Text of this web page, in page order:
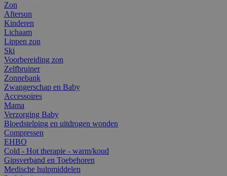
Zon
Aftersun
Kinderen
Lichaam
Lippen zon
Ski
Voorbereiding zon
Zelfbruiner
Zonnebank
Zwangerschap en Baby
Accessoires
Mama
Verzorging Baby
Bloedstelping en uitdrogen wonden
Compressen
EHBO
Cold - Hot therapie - warm/koud
Gipsverband en Toebehoren
Medische hulpmiddelen